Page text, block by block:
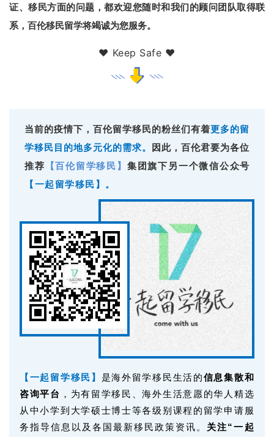
系
我
们
证、移民方面的问题，都欢迎您随时和我们的顾问团队取得联
系，百伦移民留学将竭诚为您服务。
❤ Keep Safe ❤
当前的疫情下，百伦留学移民的粉丝们有着更多的留
学移民目的地多元化的需求。 因此 ，百伦君要为各位
推荐 【百伦留学移民】 集团旗下另一个微信公众号
【一起留学移民】。
【一起留学移民】 是海外留学移民生活的信息集散和
咨询平台 ，为有留学移民、海外生活意愿的华人精选
从中小学到大学硕士博士等各级别课程的留学申请服
务指导信息以及各国最新移民政策资讯。 关注“一起